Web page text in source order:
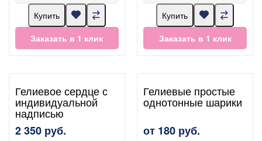
Купить
Заказать в 1 клик
Купить
Заказать в 1 клик
Гелиевое сердце с
индивидуальной
надписью
2 350 руб.
Гелиевые простые
однотонные шарики
от 180 руб.